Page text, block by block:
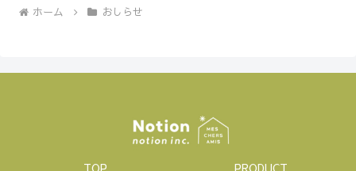
ホーム おしらせ
TOP PRODUCT